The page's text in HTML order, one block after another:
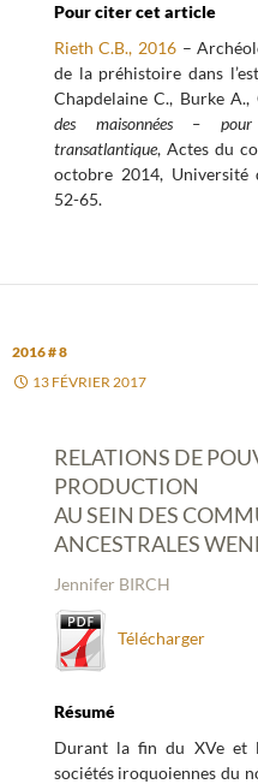
Pour citer cet article
Rieth C.B., 2016 –
de la préhistoire dans
Chapdelaine C., Burke
des maisonnées –
transatlantique, Actes du
octobre 2014, Université
52-65.
2016 # 8
13 FÉVRIER 2017
RELATIONS DE
PRODUCTION
AU SEIN DES
ANCESTRALES
Jennifer BIRCH
Télécharger
Résumé
Durant la fin du XVe et
sociétés iroquoiennes du